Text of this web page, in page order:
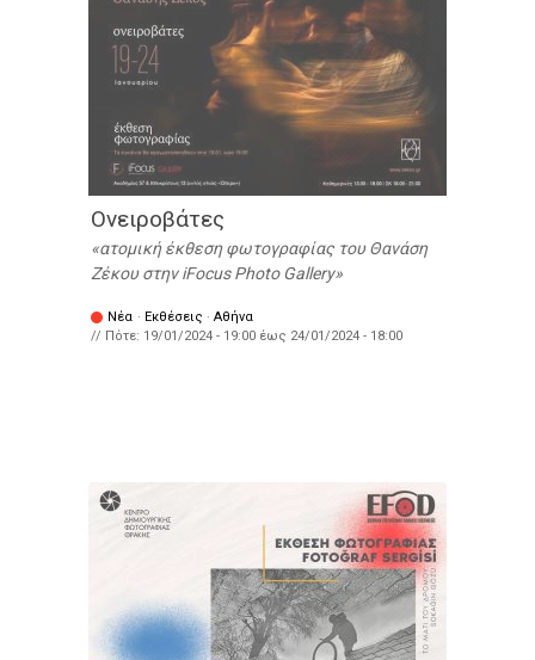
Ονειροβάτες
ατομική έκθεση φωτογραφίας του Θανάση
Ζέκου στην iFocus Photo Gallery
Νέα · Εκθέσεις · Αθήνα
// Πότε: 19/01/2024 - 19:00 έως 24/01/2024 - 18:00